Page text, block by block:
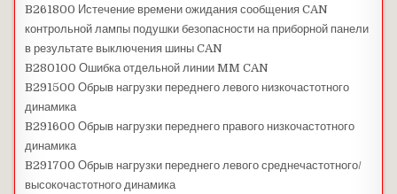
B261800 Истечение времени ожидания сообщения CAN
контрольной лампы подушки безопасности на приборной панели
в результате выключения шины CAN
B280100 Ошибка отдельной линии MM CAN
B291500 Обрыв нагрузки переднего левого низкочастотного
динамика
B291600 Обрыв нагрузки переднего правого низкочастотного
динамика
B291700 Обрыв нагрузки переднего левого среднечастотного/
высокочастотного динамика